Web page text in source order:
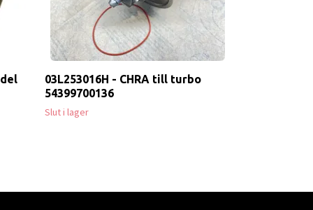
03L253016H - CHRA till turbo
54399700136
Slut i lager